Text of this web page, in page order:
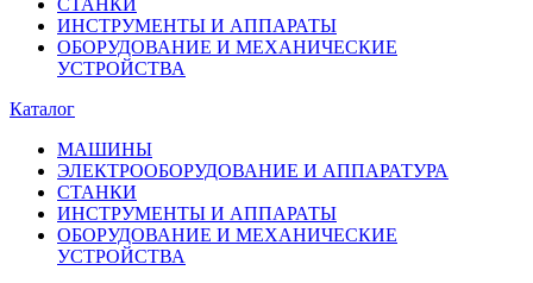
СТАНКИ
ИНСТРУМЕНТЫ И АППАРАТЫ
ОБОРУДОВАНИЕ И МЕХАНИЧЕСКИЕ
УСТРОЙСТВА
Каталог
МАШИНЫ
ЭЛЕКТРООБОРУДОВАНИЕ И АППАРАТУРА
СТАНКИ
ИНСТРУМЕНТЫ И АППАРАТЫ
ОБОРУДОВАНИЕ И МЕХАНИЧЕСКИЕ
УСТРОЙСТВА